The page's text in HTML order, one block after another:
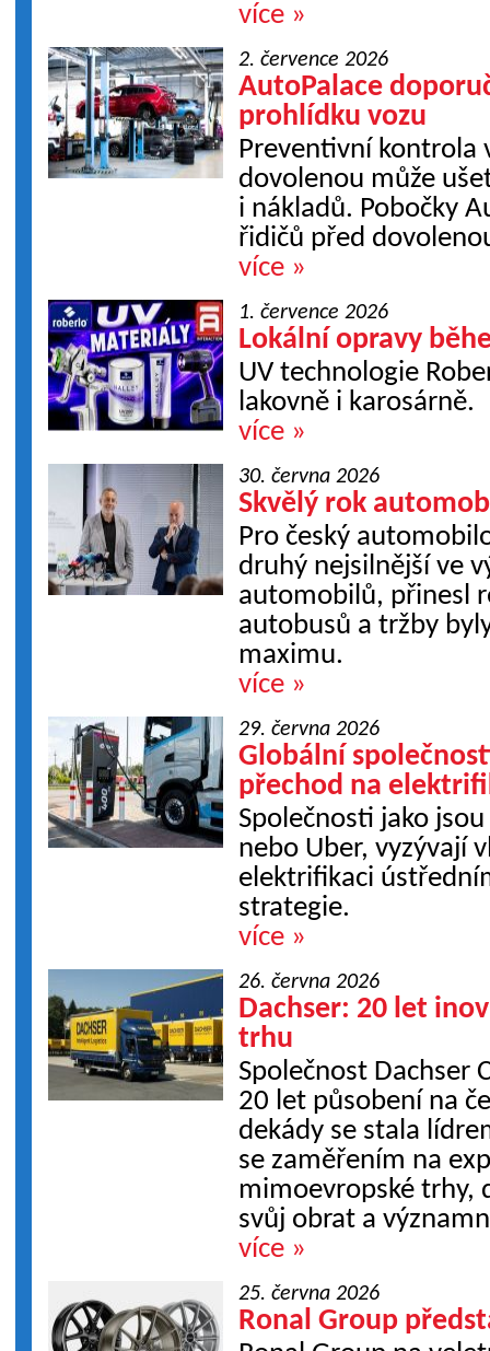
více »
2. července 2026
AutoPalace
prohlídku vozu
Preventivní kontrola
dovolenou může
i nákladů. Pobočky
řidičů před
více »
1. července 2026
Lokální opravy
UV technologie
lakovně i karosárně.
více »
30. června 2026
Skvělý rok
Pro český
druhý nejsilnější ve
automobilů, přinesl
autobusů a tržby
maximu.
více »
29. června 2026
Globální
přechod na
Společnosti jako
nebo Uber, vyzývají
elektrifikaci
strategie.
více »
26. června 2026
Dachser: 20 let
trhu
Společnost Dachser
20 let působení na
dekády se stala
se zaměřením na
mimoevropské trhy,
svůj obrat a
více »
25. června 2026
Ronal Group